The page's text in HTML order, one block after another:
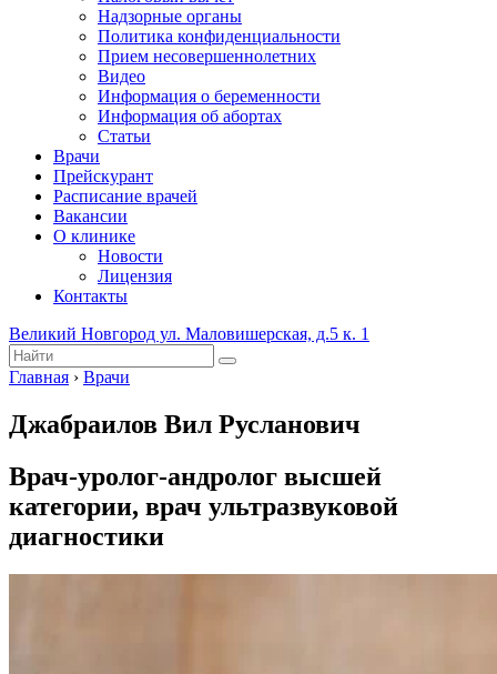
Надзорные органы
Политика конфиденциальности
Прием несовершеннолетних
Видео
Информация о беременности
Информация об абортах
Статьи
Врачи
Прейскурант
Расписание врачей
Вакансии
О клинике
Новости
Лицензия
Контакты
Великий Новгород ул. Маловишерская, д.5 к. 1
Главная › Врачи
Джабраилов Вил Русланович
Врач-уролог-андролог высшей
категории, врач ультразвуковой
диагностики